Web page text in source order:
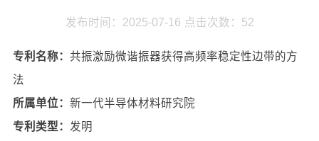
发布时间：2025-07-16 点击次数： 52
专利名称： 共振激励微谐振器获得高频率稳定性边带的方
法
所属单位： 新一代半导体材料研究院
专利类型： 发明